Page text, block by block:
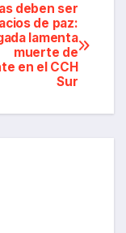
deben ser
de paz:
lamenta
muerte de
en el CCH
Sur